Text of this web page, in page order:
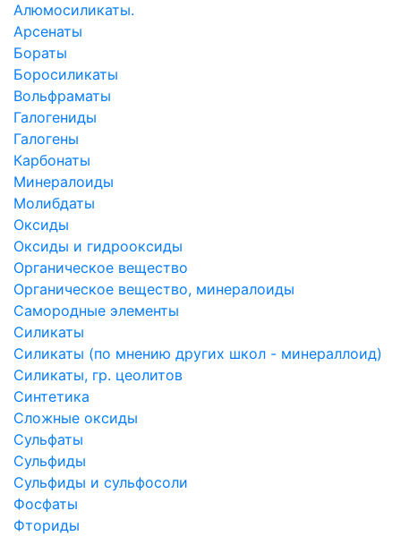
Алюмосиликаты.
Арсенаты
Бораты
Боросиликаты
Вольфраматы
Галогениды
Галогены
Карбонаты
Минералоиды
Молибдаты
Оксиды
Оксиды и гидрoоксиды
Органическое вещество
Органическое вещество, минералоиды
Самородные элементы
Силикаты
Силикаты (по мнению других школ - минераллоид)
Силикаты, гр. цеолитов
Синтетика
Сложные оксиды
Сульфаты
Сульфиды
Сульфиды и сульфосоли
Фосфаты
Фториды